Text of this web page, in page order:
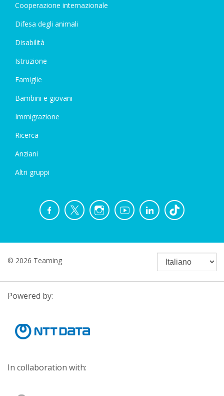
Cooperazione internazionale
Difesa degli animali
Disabilità
Istruzione
Famiglie
Bambini e giovani
Immigrazione
Ricerca
Anziani
Altri gruppi
© 2026 Teaming
Powered by:
In collaboration with: